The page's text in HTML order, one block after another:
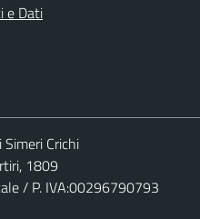
e Dati
Simeri Crichi
1809
/ P. IVA:00296790793